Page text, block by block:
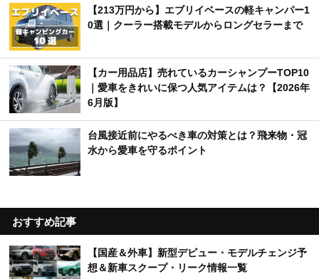
【213万円から】エブリイベースの軽キャンパー1
0選｜クーラー搭載モデルからロングセラーまで
【カー用品店】売れているカーシャンプーTOP10
｜愛車をきれいに保つ人気アイテムは？【2026年
6月版】
台風接近前にやるべき車の対策とは？飛来物・冠
水から愛車を守るポイント
おすすめ記事
【国産＆外車】新型デビュー・モデルチェンジ予
想＆新車スクープ・リーク情報一覧